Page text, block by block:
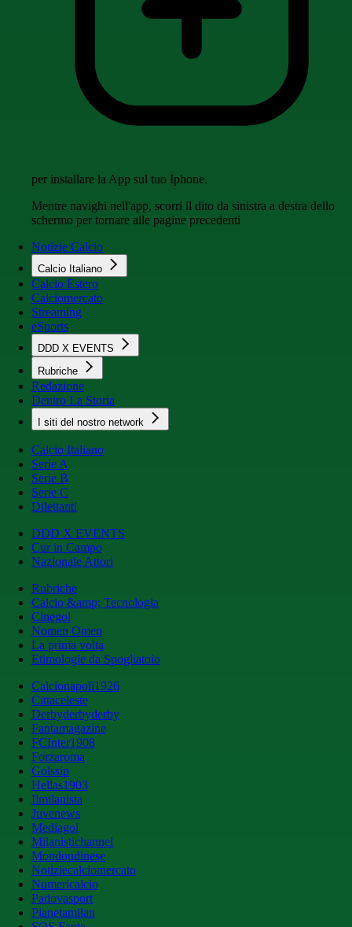
per installare la App sul tuo Iphone.
Mentre navighi nell'app, scorri il dito da sinistra a destra dello
schermo per tornare alle pagine precedenti
Notizie Calcio
Calcio Italiano
Calcio Estero
Calciomercato
Streaming
eSports
DDD X EVENTS
Rubriche
Redazione
Dentro La Storia
I siti del nostro network
Calcio Italiano
Serie A
Serie B
Serie C
Dilettanti
DDD X EVENTS
Cur in Campo
Nazionale Attori
Rubriche
Calcio &amp; Tecnologia
Cinegol
Nomen Omen
La prima volta
Etimologie da Spogliatoio
Calcionapoli1926
Cittaceleste
Derbyderbyderby
Fantamagazine
FCInter1908
Forzaroma
Golssip
Hellas1903
Ilmilanista
Juvenews
Mediagol
Milanistichannel
Mondoudinese
Notiziecalciomercato
Numericalcio
Padovasport
Pianetamilan